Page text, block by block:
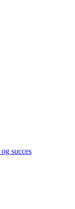
succes